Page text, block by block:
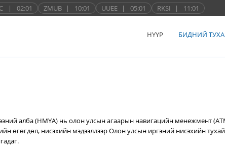
| 02:01 ZMUB | 10:01 UUEE | 05:01 RKSI | 11:01
НҮҮР БИДНИЙ
алба (НМҮА) нь олон улсын агаарын навигацийн менежмент
өгөгдөл, нисэхийн мэдээллээр Олон улсын иргэний нисэхийн